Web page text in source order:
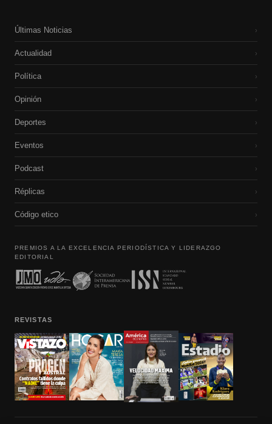
Últimas Noticias ›
Actualidad ›
Política ›
Opinión ›
Deportes ›
Eventos ›
Podcast ›
Réplicas ›
Código etico ›
PREMIOS A LA EXCELENCIA PERIODÍSTICA Y LIDERAZGO
EDITORIAL
REVISTAS